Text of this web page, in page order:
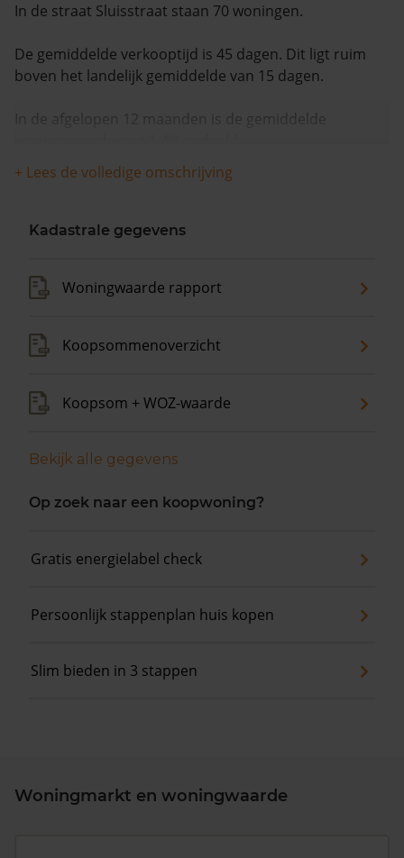
In de straat Sluisstraat staan 70 woningen.
De gemiddelde verkooptijd is 45 dagen. Dit ligt ruim
boven het landelijk gemiddelde van 15 dagen.
In de afgelopen 12 maanden is de gemiddelde
+ Lees de volledige omschrijving
Kadastrale gegevens
Woningwaarde rapport
Koopsommenoverzicht
Koopsom + WOZ-waarde
Bekijk alle gegevens
Op zoek naar een koopwoning?
Gratis energielabel check
Persoonlijk stappenplan huis kopen
Slim bieden in 3 stappen
Woningmarkt en woningwaarde